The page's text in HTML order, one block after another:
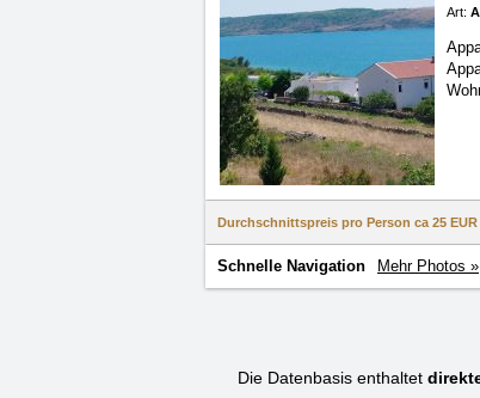
Art:
Durchschnittspreis pro Person ca 25 EUR
Schnelle Navigation Mehr Photos »
Die Datenbasis enthaltet